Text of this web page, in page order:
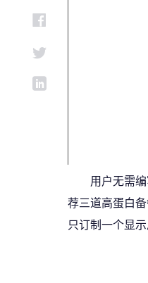
用户无需
荐三道高蛋白
只订制一个显